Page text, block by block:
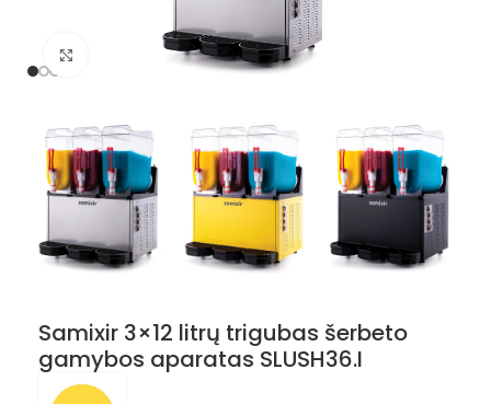
Nuotraukos padidinimas
Samixir 3×12 litrų trigubas šerbeto
gamybos aparatas SLUSH36.I